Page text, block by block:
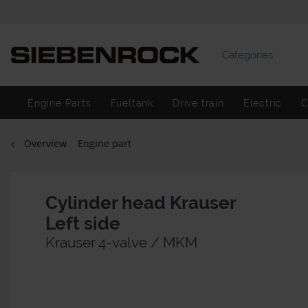
Categories
Engine Parts Fueltank Drive train Electric
Overview Engine part
Cylinder head Krauser
Left side
Krauser 4-valve / MKM